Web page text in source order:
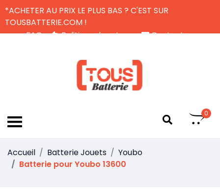
*ACHETER AU PRIX LE PLUS BAS ? C'EST SUR
TOUSBATTERIE.COM !
FAQ
Politique de retour
Contactez-nous
0
Accueil Batterie Jouets
Youbo
Batterie pour Youbo 13600